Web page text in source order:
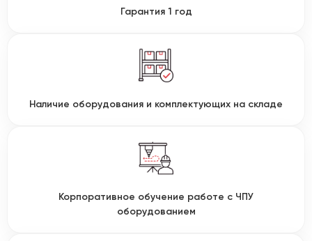
Гарантия 1 год
Наличие оборудования и комплектующих на складе
Корпоративное обучение работе с ЧПУ
оборудованием